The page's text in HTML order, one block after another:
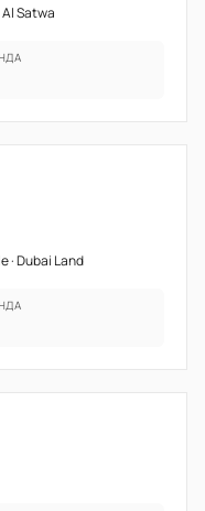
Al Satwa
· Dubai Land